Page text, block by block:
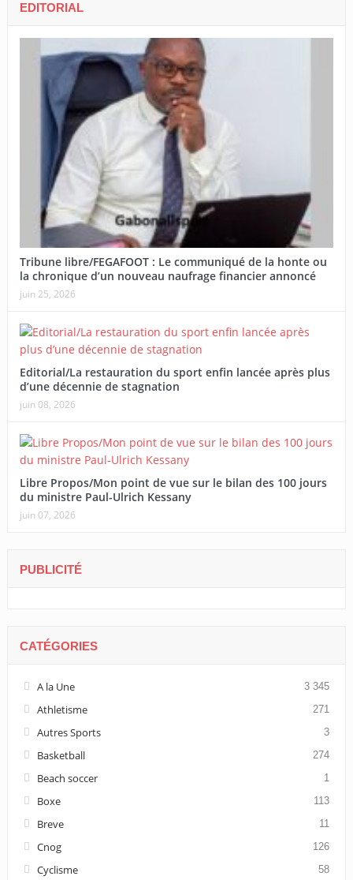
EDITORIAL
Tribune libre/FEGAFOOT : Le communiqué de la honte ou
la chronique d’un nouveau naufrage financier annoncé
juin 25, 2026
Editorial/La restauration du sport enfin lancée après plus
d’une décennie de stagnation
juin 08, 2026
Libre Propos/Mon point de vue sur le bilan des 100 jours
du ministre Paul-Ulrich Kessany
juin 07, 2026
PUBLICITÉ
CATÉGORIES
A la Une 3 345
Athletisme 271
Autres Sports 3
Basketball 274
Beach soccer 1
Boxe 113
Breve 11
Cnog 126
Cyclisme 58